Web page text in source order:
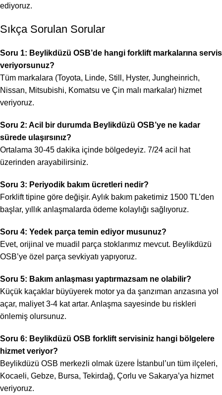
ediyoruz.
Sıkça Sorulan Sorular
Soru 1: Beylikdüzü OSB’de hangi forklift markalarına servis
veriyorsunuz?
Tüm markalara (Toyota, Linde, Still, Hyster, Jungheinrich,
Nissan, Mitsubishi, Komatsu ve Çin malı markalar) hizmet
veriyoruz.
Soru 2: Acil bir durumda Beylikdüzü OSB’ye ne kadar
sürede ulaşırsınız?
Ortalama 30-45 dakika içinde bölgedeyiz. 7/24 acil hat
üzerinden arayabilirsiniz.
Soru 3: Periyodik bakım ücretleri nedir?
Forklift tipine göre değişir. Aylık bakım paketimiz 1500 TL’den
başlar, yıllık anlaşmalarda ödeme kolaylığı sağlıyoruz.
Soru 4: Yedek parça temin ediyor musunuz?
Evet, orijinal ve muadil parça stoklarımız mevcut. Beylikdüzü
OSB’ye özel parça sevkiyatı yapıyoruz.
Soru 5: Bakım anlaşması yaptırmazsam ne olabilir?
Küçük kaçaklar büyüyerek motor ya da şanzıman arızasına yol
açar, maliyet 3-4 kat artar. Anlaşma sayesinde bu riskleri
önlemiş olursunuz.
Soru 6: Beylikdüzü OSB forklift servisiniz hangi bölgelere
hizmet veriyor?
Beylikdüzü OSB merkezli olmak üzere İstanbul’un tüm ilçeleri,
Kocaeli, Gebze, Bursa, Tekirdağ, Çorlu ve Sakarya’ya hizmet
veriyoruz.